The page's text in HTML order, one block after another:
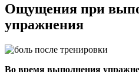
Ощущения при
упражнения
Во время выполнения